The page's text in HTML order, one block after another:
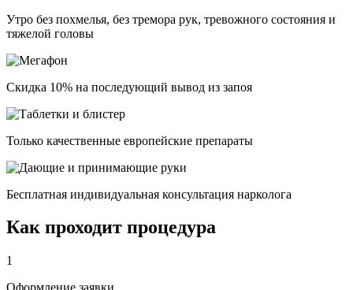
Утро без похмелья, без тремора рук, тревожного состояния и
тяжелой головы
Скидка 10% на последующий вывод из запоя
Только качественные европейские препараты
Бесплатная индивидуальная консультация нарколога
Как проходит процедура
1